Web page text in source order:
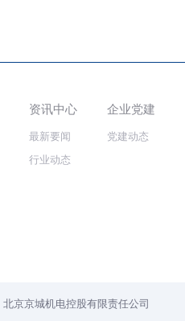
资讯中心
最新要闻
行业动态
企业党建
党建动态
北京京城机电控股有限责任公司